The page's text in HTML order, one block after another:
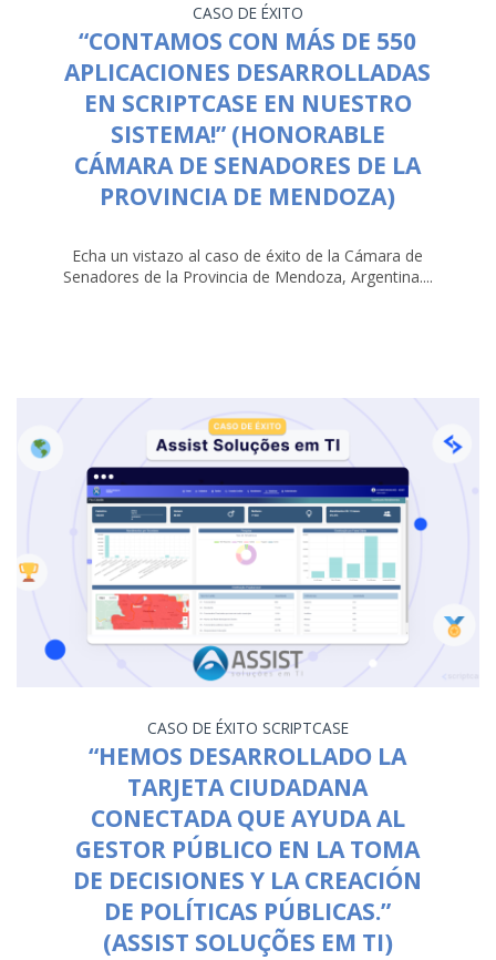
CASO DE ÉXITO
“CONTAMOS CON MÁS DE 550
APLICACIONES DESARROLLADAS
EN SCRIPTCASE EN NUESTRO
SISTEMA!” (HONORABLE
CÁMARA DE SENADORES DE LA
PROVINCIA DE MENDOZA)
Echa un vistazo al caso de éxito de la Cámara de
Senadores de la Provincia de Mendoza, Argentina....
CASO DE ÉXITO SCRIPTCASE
“HEMOS DESARROLLADO LA
TARJETA CIUDADANA
CONECTADA QUE AYUDA AL
GESTOR PÚBLICO EN LA TOMA
DE DECISIONES Y LA CREACIÓN
DE POLÍTICAS PÚBLICAS.”
(ASSIST SOLUÇÕES EM TI)